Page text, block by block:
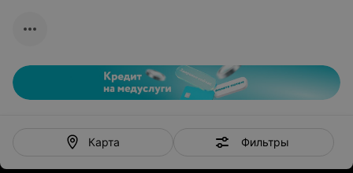
Карта Фильтры